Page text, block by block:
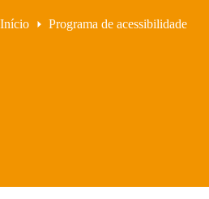
Início Programa de acessibilidade